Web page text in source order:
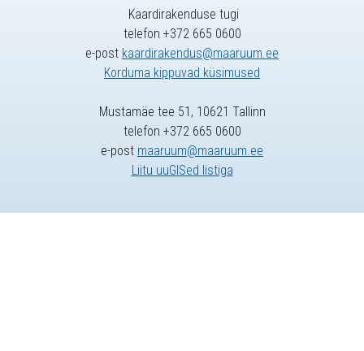
Kaardirakenduse tugi
telefon +372 665 0600
e-post kaardirakendus@maaruum.ee
Korduma kippuvad küsimused
Mustamäe tee 51, 10621 Tallinn
telefon +372 665 0600
e-post maaruum@maaruum.ee
Liitu uuGISed listiga